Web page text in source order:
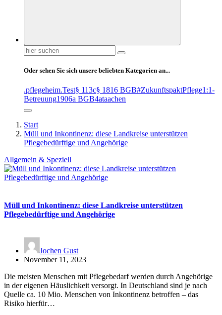
Suchen
nach:
Oder sehen Sie sich unsere beliebten Kategorien an...
.pflegeheim.Test§ 113c§ 1816 BGB#ZukunftspaktPflege1:1-
Betreuung1906a BGB4ataachen
Start
Müll und Inkontinenz: diese Landkreise unterstützen
Pflegebedürftige und Angehörige
Allgemein & Speziell
Müll und Inkontinenz: diese Landkreise unterstützen
Pflegebedürftige und Angehörige
Jochen Gust
November 11, 2023
Die meisten Menschen mit Pflegebedarf werden durch Angehörige
in der eigenen Häuslichkeit versorgt. In Deutschland sind je nach
Quelle ca. 10 Mio. Menschen von Inkontinenz betroffen – das
Risiko hierfür…